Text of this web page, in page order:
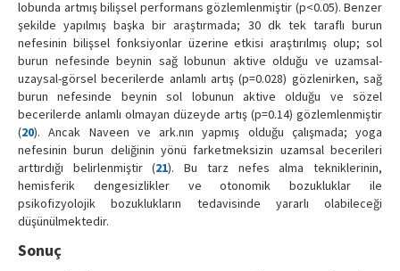
lobunda artmış bilişsel performans gözlemlenmiştir (p<0.05). Benzer
şekilde yapılmış başka bir araştırmada; 30 dk tek taraflı burun
nefesinin bilişsel fonksiyonlar üzerine etkisi araştırılmış olup; sol
burun nefesinde beynin sağ lobunun aktive olduğu ve uzamsal-
uzaysal-görsel becerilerde anlamlı artış (p=0.028) gözlenirken, sağ
burun nefesinde beynin sol lobunun aktive olduğu ve sözel
becerilerde anlamlı olmayan düzeyde artış (p=0.14) gözlemlenmiştir
(20). Ancak Naveen ve ark.nın yapmış olduğu çalışmada; yoga
nefesinin burun deliğinin yönü farketmeksizin uzamsal becerileri
arttırdığı belirlenmiştir (21). Bu tarz nefes alma tekniklerinin,
hemisferik dengesizlikler ve otonomik bozukluklar ile
psikofizyolojik bozuklukların tedavisinde yararlı olabileceği
düşünülmektedir.
Sonuç